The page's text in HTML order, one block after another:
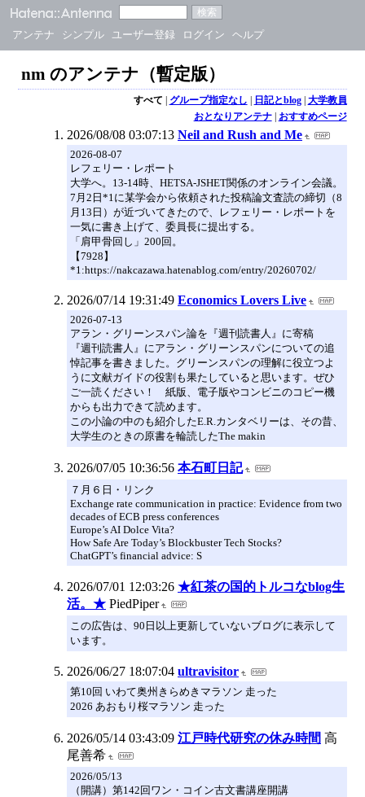
アンテナ シンプル ユーザー登録 ログイン ヘルプ
nm のアンテナ（暫定版）
すべて | グループ指定なし | 日記とblog| 大学教員
おとなりアンテナ| おすすめページ
2026/08/08 03:07:13 Neil and Rush and Me
2026-08-07
レフェリー・レポート
大学へ。13-14時、HETSA-JSHET関係のオンライン会議。
7月2日*1に某学会から依頼された投稿論文査読の締切（8
月13日）が近づいてきたので、レフェリー・レポートを
一気に書き上げて、委員長に提出する。
「肩甲骨回し」200回。
【7928】
*1:https://nakcazawa.hatenablog.com/entry/20260702/
2026/07/14 19:31:49 Economics Lovers Live
2026-07-13
アラン・グリーンスパン論を『週刊読書人』に寄稿
『週刊読書人』にアラン・グリーンスパンについての追
悼記事を書きました。グリーンスパンの理解に役立つよ
うに文献ガイドの役割も果たしていると思います。ぜひ
ご一読ください！ 紙版、電子版やコンビニのコピー機
からも出力できて読めます。
この小論の中のも紹介したE.R.カンタベリーは、その昔、
大学生のときの原書を輪読したThe makin
2026/07/05 10:36:56 本石町日記
７月６日・リンク
Exchange rate communication in practice: Evidence from two
decades of ECB press conferences
Europe’s AI Dolce Vita?
How Safe Are Today’s Blockbuster Tech Stocks?
ChatGPT’s financial advice: S
2026/07/01 12:03:26 ★紅茶の国的トルコなblog生
活。★ PiedPiper
この広告は、90日以上更新していないブログに表示して
います。
2026/06/27 18:07:04 ultravisitor
第10回 いわて奥州きらめきマラソン 走った
2026 あおもり桜マラソン 走った
2026/05/14 03:43:09 江戸時代研究の休み時間 高
尾善希
2026/05/13
（開講）第142回ワン・コイン古文書講座開講